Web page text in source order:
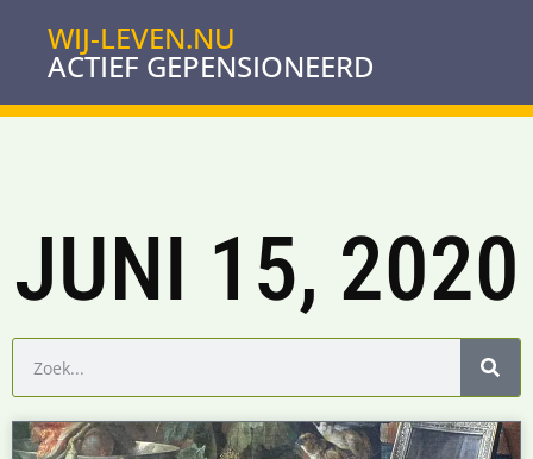
WIJ-LEVEN.NU
ACTIEF GEPENSIONEERD
JUNI 15, 2020